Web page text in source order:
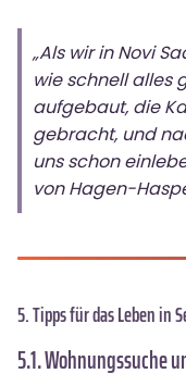
„Als wir in Novi
wie schnell alles
aufgebaut, die
gebracht, und
uns schon
von Hagen-
5. Tipps für das Leben in
5.1. Wohnungssuche